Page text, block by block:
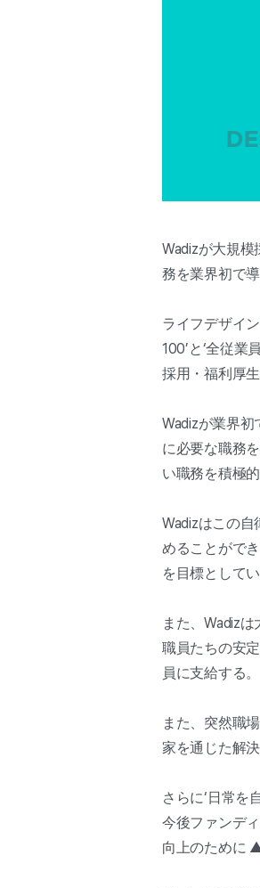
Wadizが大規
務を業界初で導
ライフデザイ
100’と‘全従業
採用・福利厚
Wadizが業界
に必要な職務
い職務を積極
Wadizはこの
めることがで
を目標としてい
また、Wadiz
職員たちの安
員に支給する。
また、突然職
家を通じた解
さらに‘日常を
今後ファンデ
向上のために